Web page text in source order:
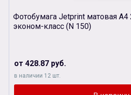
Фотобумага Jetprint матовая
эконом-класс (N 150)
от 428.87 руб.
в наличии 12 шт.